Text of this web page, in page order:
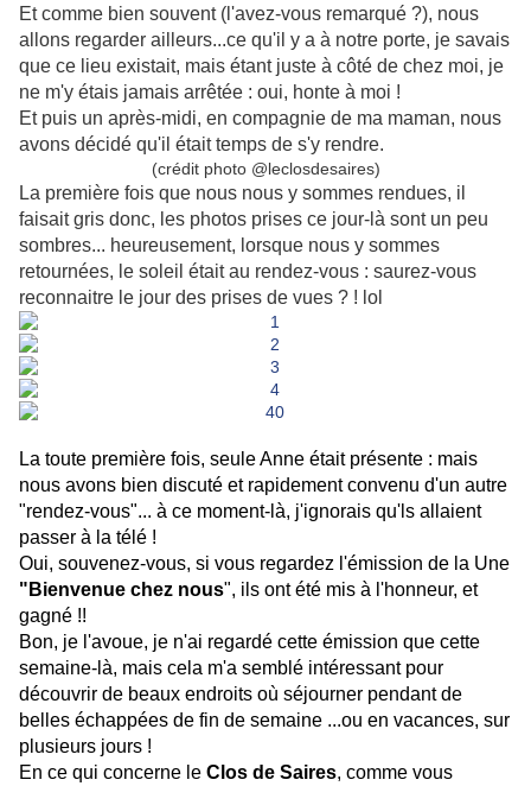
Et comme bien souvent (l'avez-vous remarqué ?), nous
allons regarder ailleurs...ce qu'il y a à notre porte, je savais
que ce lieu existait, mais étant juste à côté de chez moi, je
ne m'y étais jamais arrêtée : oui, honte à moi !
Et puis un après-midi, en compagnie de ma maman, nous
avons décidé qu'il était temps de s'y rendre.
(crédit photo @leclosdesaires)
La première fois que nous nous y sommes rendues, il
faisait gris donc, les photos prises ce jour-là sont un peu
sombres... heureusement, lorsque nous y sommes
retournées, le soleil était au rendez-vous : saurez-vous
reconnaitre le jour des prises de vues ? ! lol
La toute première fois, seule Anne était présente : mais
nous avons bien discuté et rapidement convenu d'un autre
"rendez-vous"... à ce moment-là, j'ignorais qu'ls allaient
passer à la télé !
Oui, souvenez-vous, si vous regardez l'émission de la Une
"Bienvenue chez nous", ils ont été mis à l'honneur, et
gagné !!
Bon, je l'avoue, je n'ai regardé cette émission que cette
semaine-là, mais cela m'a semblé intéressant pour
découvrir de beaux endroits où séjourner pendant de
belles échappées de fin de semaine ...ou en vacances, sur
plusieurs jours !
En ce qui concerne le Clos de Saires, comme vous